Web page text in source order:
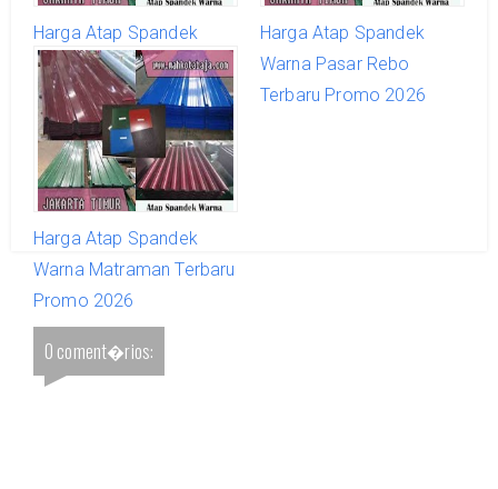
Harga Atap Spandek
Warna Pulo Gadung
Terbaru Promo 2026
Harga Atap Spandek
Warna Pasar Rebo
Terbaru Promo 2026
Harga Atap Spandek
Warna Matraman Terbaru
Promo 2026
0 coment�rios: